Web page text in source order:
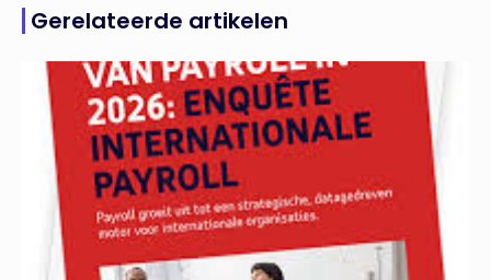
Gerelateerde artikelen